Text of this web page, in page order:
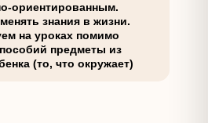
ориентированным.
знания в жизни.
на уроках помимо
предметы из
(то, что окружает)